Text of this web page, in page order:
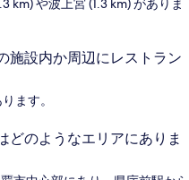
km) や波上宮 (1.3 km) がありま
施設内か周辺にレストラン
ます。
どのようなエリアにありま